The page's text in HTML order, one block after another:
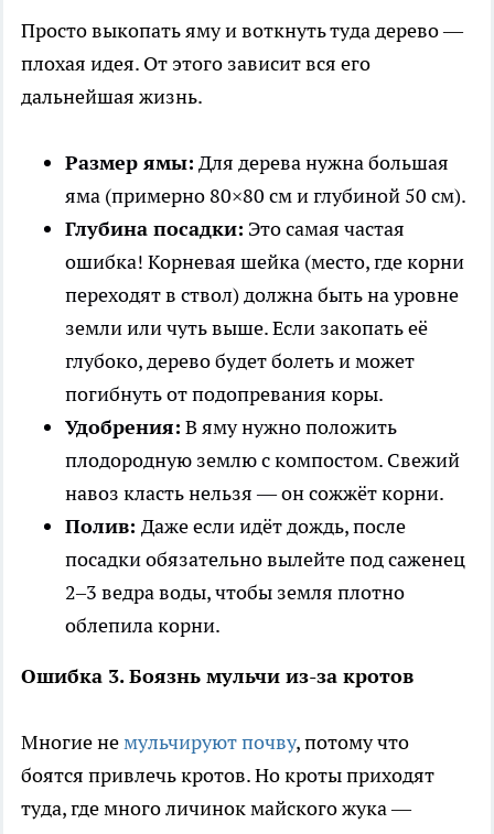
Просто выкопать яму и воткнуть туда дерево —
плохая идея. От этого зависит вся его
дальнейшая жизнь.
Размер ямы: Для дерева нужна большая
яма (примерно 80×80 см и глубиной 50 см).
Глубина посадки: Это самая частая
ошибка! Корневая шейка (место, где корни
переходят в ствол) должна быть на уровне
земли или чуть выше. Если закопать её
глубоко, дерево будет болеть и может
погибнуть от подопревания коры.
Удобрения: В яму нужно положить
плодородную землю с компостом. Свежий
навоз класть нельзя — он сожжёт корни.
Полив: Даже если идёт дождь, после
посадки обязательно вылейте под саженец
2–3 ведра воды, чтобы земля плотно
облепила корни.
Ошибка 3. Боязнь мульчи из-за кротов
Многие немульчируют почву, потому что
боятся привлечь кротов. Но кроты приходят
туда, где много личинок майского жука —